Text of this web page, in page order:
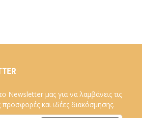
Newsletter μας για να λαμβάνεις τις
προσφορές και ιδέες διακόσμησης.